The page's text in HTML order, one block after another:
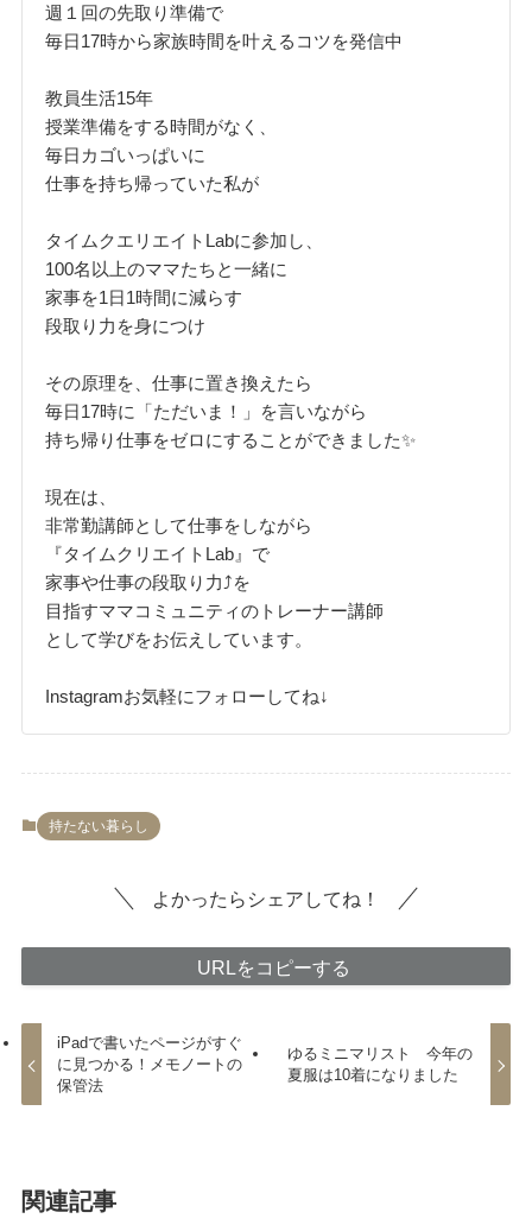
週１回の先取り準備で
毎日17時から家族時間を叶えるコツを発信中
教員生活15年
授業準備をする時間がなく、
毎日カゴいっぱいに
仕事を持ち帰っていた私が
タイムクエリエイトLabに参加し、
100名以上のママたちと一緒に
家事を1日1時間に減らす
段取り力を身につけ
その原理を、仕事に置き換えたら
毎日17時に「ただいま！」を言いながら
持ち帰り仕事をゼロにすることができました✨
現在は、
非常勤講師として仕事をしながら
『タイムクリエイトLab』で
家事や仕事の段取り力⤴️を
目指すママコミュニティのトレーナー講師
として学びをお伝えしています。
Instagramお気軽にフォローしてね↓
持たない暮らし
よかったらシェアしてね！
URLをコピーする
iPadで書いたページがすぐ
に見つかる！メモノートの
保管法
ゆるミニマリスト 今年の
夏服は10着になりました
関連記事